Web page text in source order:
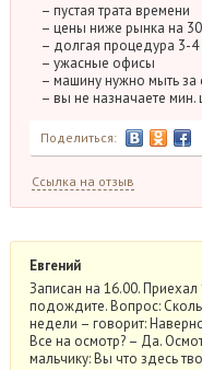
– пустая трата времени
– цены ниже рынка на
– долгая процедура 3-4
– ужасные офисы
– машину нужно мыть за
– вы не назначаете мин.
Поделиться:
Ссылка на отзыв
Евгений
Записан на 16.00.
подождите. Вопрос:
недели – говорит:
Все на осмотр? – Да.
мальчику: Вы что здесь